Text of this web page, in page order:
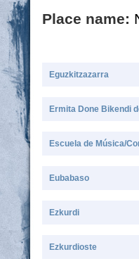
Place name:
Eguzkitzazarra
Ermita Done Bikendi
Escuela de Música/
Eubabaso
Ezkurdi
Ezkurdioste